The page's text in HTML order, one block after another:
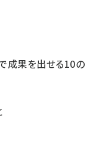
成果を出せる10の